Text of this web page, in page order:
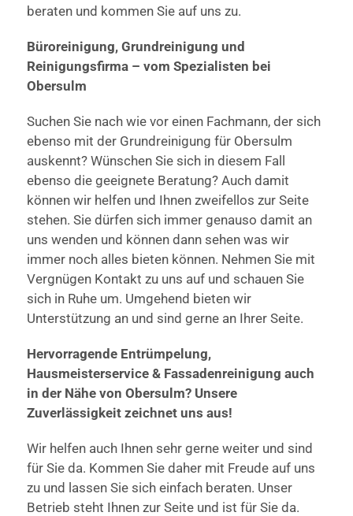
beraten und kommen Sie auf uns zu.
Büroreinigung, Grundreinigung und
Reinigungsfirma – vom Spezialisten bei
Obersulm
Suchen Sie nach wie vor einen Fachmann, der sich
ebenso mit der Grundreinigung für Obersulm
auskennt? Wünschen Sie sich in diesem Fall
ebenso die geeignete Beratung? Auch damit
können wir helfen und Ihnen zweifellos zur Seite
stehen. Sie dürfen sich immer genauso damit an
uns wenden und können dann sehen was wir
immer noch alles bieten können. Nehmen Sie mit
Vergnügen Kontakt zu uns auf und schauen Sie
sich in Ruhe um. Umgehend bieten wir
Unterstützung an und sind gerne an Ihrer Seite.
Hervorragende Entrümpelung,
Hausmeisterservice & Fassadenreinigung auch
in der Nähe von Obersulm? Unsere
Zuverlässigkeit zeichnet uns aus!
Wir helfen auch Ihnen sehr gerne weiter und sind
für Sie da. Kommen Sie daher mit Freude auf uns
zu und lassen Sie sich einfach beraten. Unser
Betrieb steht Ihnen zur Seite und ist für Sie da.